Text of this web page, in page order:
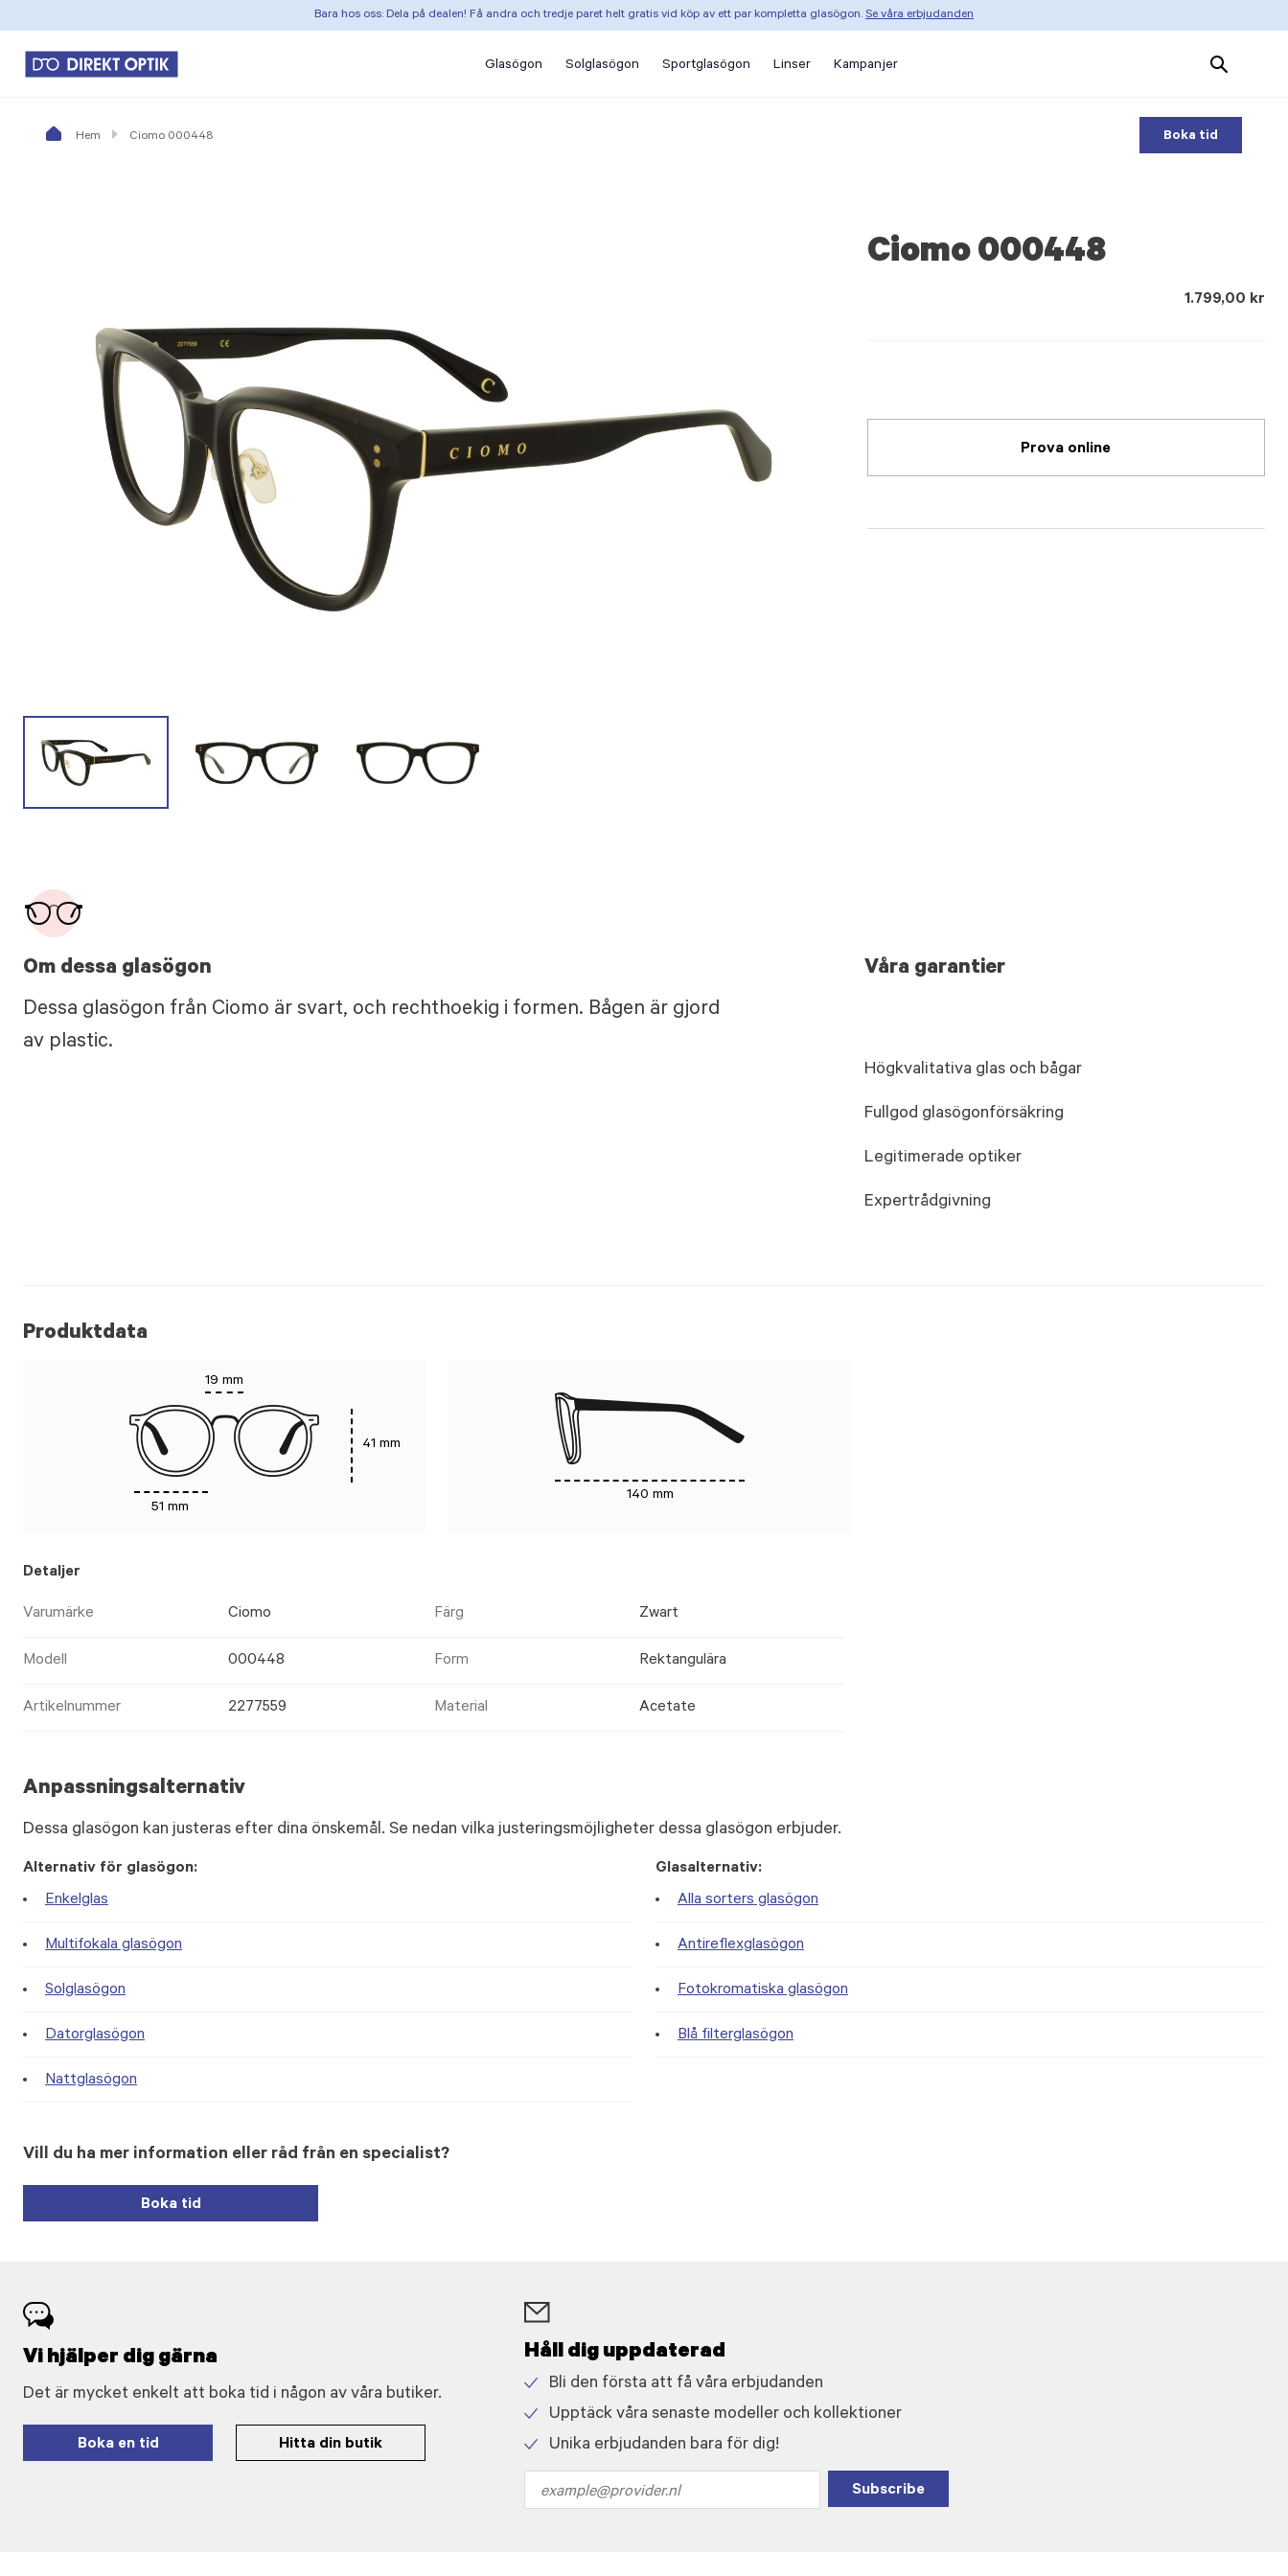
Bara hos oss: Dela på dealen! Få andra och tredje paret helt gratis vid köp av ett par kompletta glasögon. Se våra erbjudanden
Glasögon Solglasögon Sportglasögon Linser Kampanjer
Search
Products
Hem Ciomo 000448 Boka tid
Ciomo 000448
1.799,00 kr
Prova online
Om dessa glasögon
Dessa glasögon från Ciomo är svart, och rechthoekig i formen. Bågen är gjord
av plastic.
Våra garantier
Högkvalitativa glas och bågar
Fullgod glasögonförsäkring
Legitimerade optiker
Expertrådgivning
Produktdata
19 mm
51 mm
41 mm
140 mm
Detaljer
Varumärke Ciomo Färg Zwart
Modell 000448 Form Rektangulära
Artikelnummer 2277559 Material Acetate
Anpassningsalternativ
Dessa glasögon kan justeras efter dina önskemål. Se nedan vilka justeringsmöjligheter dessa glasögon erbjuder.
Alternativ för glasögon:
Enkelglas
Multifokala glasögon
Solglasögon
Datorglasögon
Nattglasögon
Glasalternativ:
Alla sorters glasögon
Antireflexglasögon
Fotokromatiska glasögon
Blå filterglasögon
Vill du ha mer information eller råd från en specialist?
Boka tid
Vi hjälper dig gärna
Det är mycket enkelt att boka tid i någon av våra butiker.
Boka en tid Hitta din butik
Håll dig uppdaterad
icon
Bli den första att få våra erbjudanden
icon
Upptäck våra senaste modeller och kollektioner
Unika erbjudanden bara för dig!
address
Subscribe